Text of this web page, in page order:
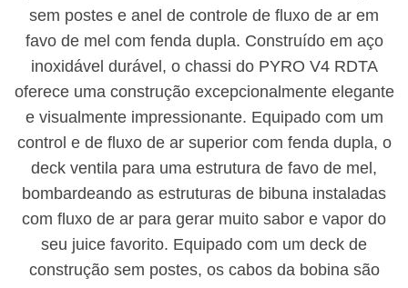
sem postes e anel de controle de fluxo de ar em
favo de mel com fenda dupla. Construído em aço
inoxidável durável, o chassi do PYRO V4 RDTA
oferece uma construção excepcionalmente elegante
e visualmente impressionante. Equipado com um
control e de fluxo de ar superior com fenda dupla, o
deck ventila para uma estrutura de favo de mel,
bombardeando as estruturas de bibuna instaladas
com fluxo de ar para gerar muito sabor e vapor do
seu juice favorito. Equipado com um deck de
construção sem postes, os cabos da bobina são